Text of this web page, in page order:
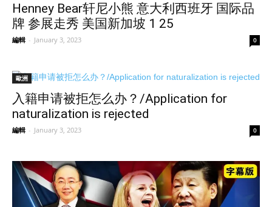
Henney Bear轩尼小熊 意大利西班牙 国际品
牌 参展走秀 美国新加坡 1 25
編輯 - January 3, 2023 0
歐洲
入籍申请被拒怎么办？/Application for
naturalization is rejected
編輯 - January 3, 2023 0